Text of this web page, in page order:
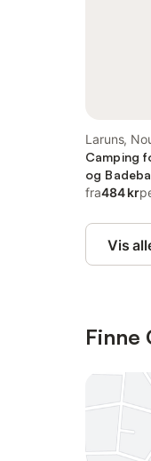
Laruns,
Camping
og
fra484 kr
Vis
Finne